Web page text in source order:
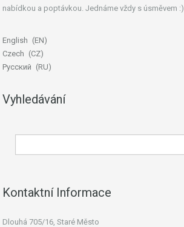
nabídkou a poptávkou. Jednáme vždy s úsměvem :)
English
EN
Czech
CZ
Русский
RU
Vyhledávání
Kontaktní Informace
Dlouhá 705/16, Staré Město